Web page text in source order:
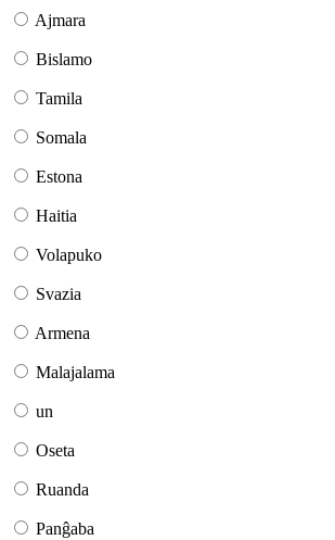
Ajmara
Bislamo
Tamila
Somala
Estona
Haitia
Volapuko
Svazia
Armena
Malajalama
un
Oseta
Ruanda
Panĝaba